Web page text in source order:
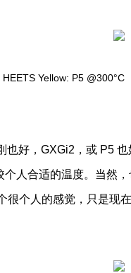
HEETS Yellow: P5 @300°C
也好，GXGi2，或 P5
人合适的温度。当然
很个人的感觉，只是现